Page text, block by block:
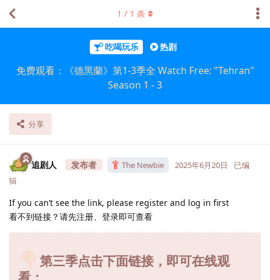
吃喝玩乐 热剧
免费观看：《德黑蘭》第1-3季全 Watch Free: "Tehran"
Season 1 - 3
分享
1 / 1 条
追剧人 The Newbie 2025年6月20日
已编
辑
If you can’t see the link, please register and log in first
看不到链接？请先注册、登录即可查看
第三季点击下面链接，即可在线观